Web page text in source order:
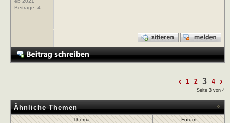
Beiträge: 4
‹ 1 2 3 4 ›
Seite 3 von 4
Ähnliche Themen
Thema
Forum